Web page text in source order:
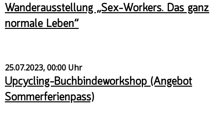
Wanderausstellung „Sex-Workers. Das ganz
normale Leben“
25.07.2023, 00:00 Uhr
Upcycling-Buchbindeworkshop (Angebot
Sommerferienpass)